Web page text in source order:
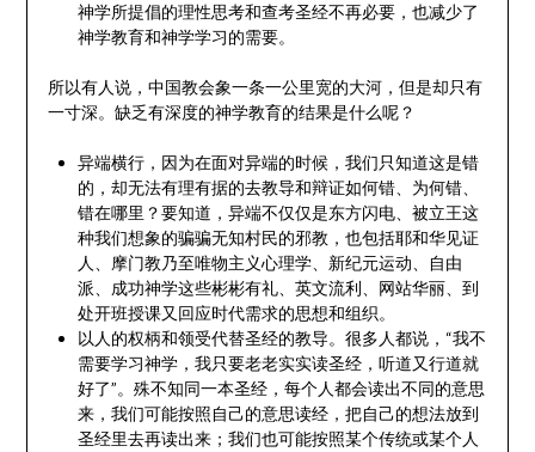
神学所提倡的理性思考和查考圣经不再必要，也减少了
神学教育和神学学习的需要。
所以有人说，中国教会象一条一公里宽的大河，但是却只有
一寸深。缺乏有深度的神学教育的结果是什么呢？
异端横行，因为在面对异端的时候，我们只知道这是错
的，却无法有理有据的去教导和辩证如何错、为何错、
错在哪里？要知道，异端不仅仅是东方闪电、被立王这
种我们想象的骗骗无知村民的邪教，也包括耶和华见证
人、摩门教乃至唯物主义心理学、新纪元运动、自由
派、成功神学这些彬彬有礼、英文流利、网站华丽、到
处开班授课又回应时代需求的思想和组织。
以人的权柄和领受代替圣经的教导。很多人都说，“我不
需要学习神学，我只要老老实实读圣经，听道又行道就
好了”。殊不知同一本圣经，每个人都会读出不同的意思
来，我们可能按照自己的意思读经，把自己的想法放到
圣经里去再读出来；我们也可能按照某个传统或某个人